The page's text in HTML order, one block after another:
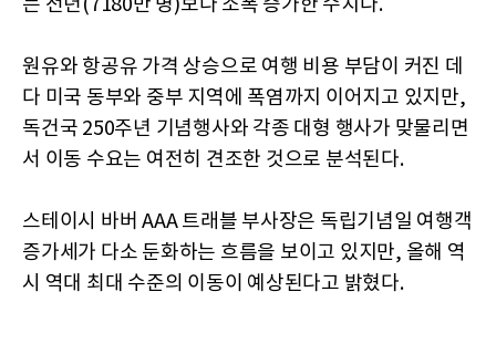
원유와 항공유 가격 상승으로 여행 비용 부담이 커진 데
다 미국 동부와 중부 지역에 폭염까지 이어지고 있지만,
독건국 250주년 기념행사와 각종 대형 행사가 맞물리면
서 이동 수요는 여전히 견조한 것으로 분석된다.
스테이시 바버 AAA 트래블 부사장은 독립기념일 여행객
증가세가 다소 둔화하는 흐름을 보이고 있지만, 올해 역
시 역대 최대 수준의 이동이 예상된다고 밝혔다.